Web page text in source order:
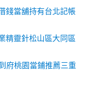
錢當舖持有台北記帳
精靈針松山區大同區
府桃園當鋪推薦三重